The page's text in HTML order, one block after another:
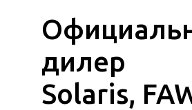
дилер
Solaris,